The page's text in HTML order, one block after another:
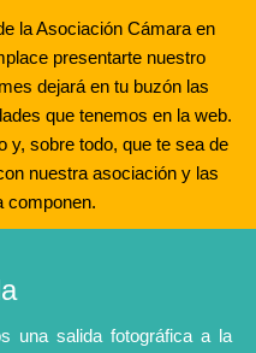
la Asociación Cámara en
presentarte nuestro
dejará en tu buzón las
que tenemos en la web.
y, sobre todo, que te sea de
nuestra asociación y las
componen.
una salida fotográfica a la